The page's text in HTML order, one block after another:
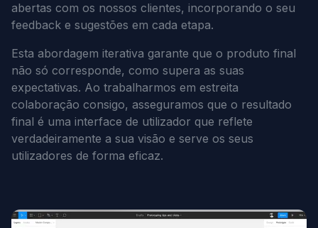
abertas com os nossos clientes, incorporando o seu
feedback e sugestões em cada etapa.
Esta abordagem iterativa garante que o produto final
não só corresponde, como supera as suas
expectativas. Ao trabalharmos em estreita
colaboração consigo, asseguramos que o resultado
final é uma interface de utilizador que reflete
verdadeiramente a sua visão e serve os seus
utilizadores de forma eficaz.